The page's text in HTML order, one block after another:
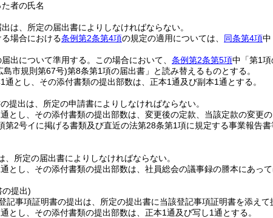
者の氏名
は、所定の届出書によりしなければならない。
場合における条例第2条第4項の規定の適用については、 同条第4項中
出について準用する。 この場合において、 条例第2条第5項中「第1
島市規則第67号)第8条第1項の届出書」と読み替えるものとする。
とし、その添付書類の提出部数は、正本1通及び副本1通とする。
提出は、所定の申請書によりしなければならない。
とし、その添付書類の提出部数は、変更後の定款、当該定款の変更
第2号イに掲げる書類及び直近の法第28条第1項に規定する事業報告
、所定の届出書によりしなければならない。
とし、その添付書類の提出部数は、社員総会の議事録の謄本にあっ
の提出)
記事項証明書の提出は、所定の提出書に当該登記事項証明書を添えて
とし、その添付書類の提出部数は、正本1通及び写し1通とする。